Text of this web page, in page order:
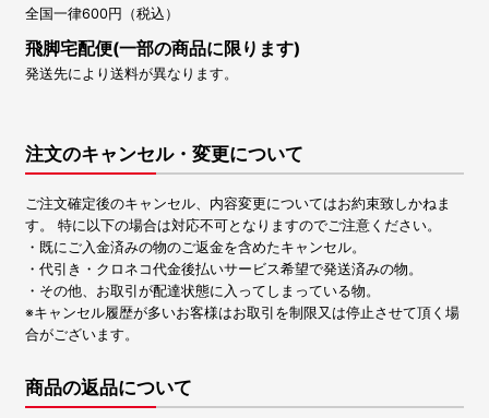
全国一律600円（税込）
飛脚宅配便(一部の商品に限ります)
発送先により送料が異なります。
注文のキャンセル・変更について
ご注文確定後のキャンセル、内容変更についてはお約束致しかねま
す。 特に以下の場合は対応不可となりますのでご注意ください。
・既にご入金済みの物のご返金を含めたキャンセル。
・代引き・クロネコ代金後払いサービス希望で発送済みの物。
・その他、お取引が配達状態に入ってしまっている物。
※キャンセル履歴が多いお客様はお取引を制限又は停止させて頂く場
合がございます。
商品の返品について